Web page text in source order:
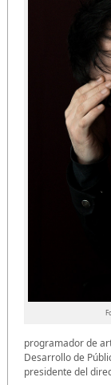
programador de
Desarrollo de
presidente del